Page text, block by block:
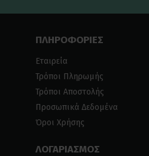
ΠΛΗΡΟΦΟΡΙΕΣ
Εταιρεία
Τρόποι Πληρωμής
Τρόποι Αποστολής
Προσωπικά Δεδομένα
Όροι Χρήσης
ΛΟΓΑΡΙΑΣΜΟΣ